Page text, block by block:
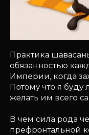
Практика
обязанностью
Империи, когда
Потому что я
желать им всего
В чем сила рода
префронтальной